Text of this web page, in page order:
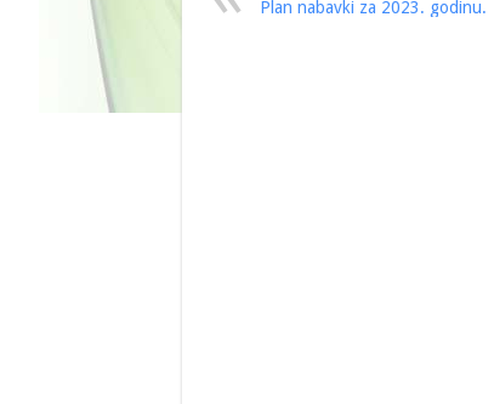
Plan nabavki za 2023. godinu.